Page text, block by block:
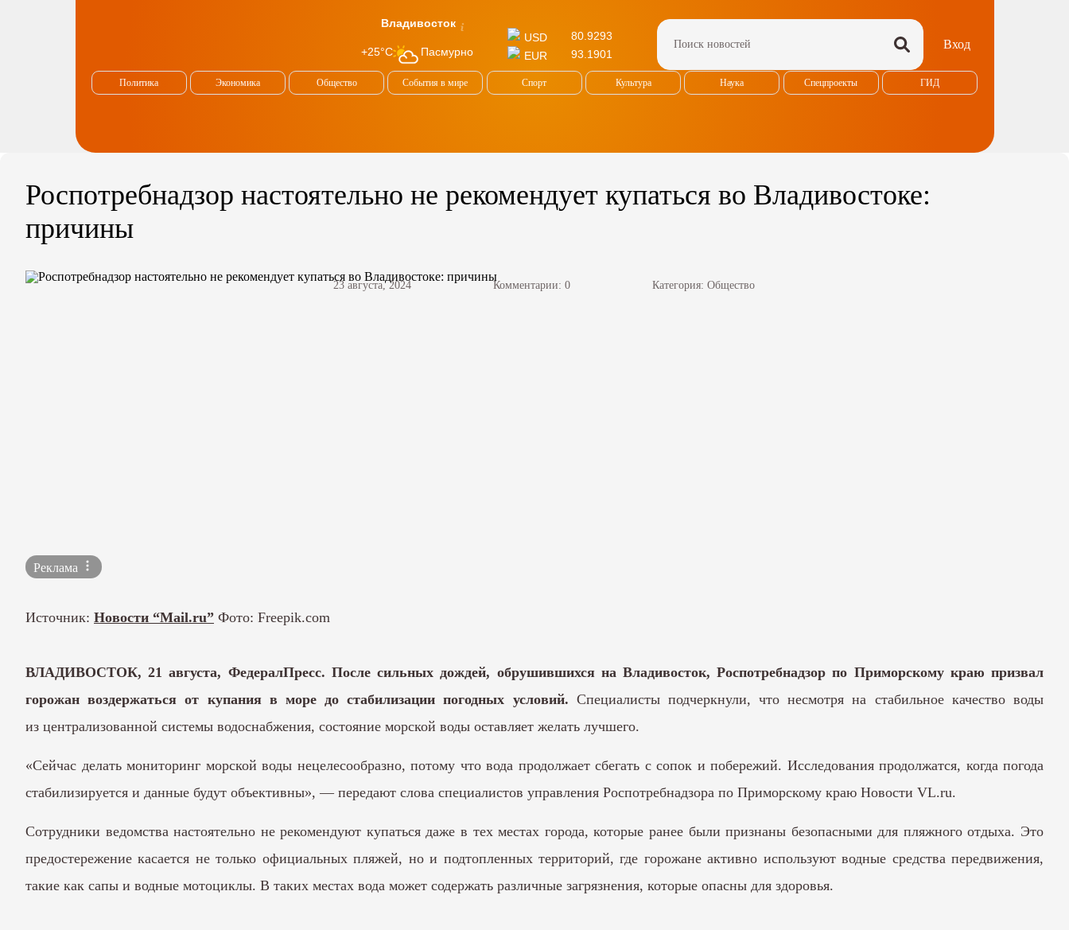
Владивосток
+25°C Пасмурно
USD
80.9293
EUR
93.1901
Вход
Политика Экономика Общество События в мире Спорт Культура Наука Спецпроекты ГИД
Роспотребнадзор настоятельно не рекомендует купаться во Владивостоке:
причины
23 августа, 2024 Комментарии: 0 Категория:Общество
Реклама
Источник: Новости “Mail.ru” Фото: Freepik.com
ВЛАДИВОСТОК, 21 августа, ФедералПресс. После сильных дождей, обрушившихся на Владивосток, Роспотребнадзор по Приморскому краю призвал
горожан воздержаться от купания в море до стабилизации погодных условий. Специалисты подчеркнули, что несмотря на стабильное качество воды
из централизованной системы водоснабжения, состояние морской воды оставляет желать лучшего.
«Сейчас делать мониторинг морской воды нецелесообразно, потому что вода продолжает сбегать с сопок и побережий. Исследования продолжатся, когда погода
стабилизируется и данные будут объективны», — передают слова специалистов управления Роспотребнадзора по Приморскому краю Новости VL.ru.
Сотрудники ведомства настоятельно не рекомендуют купаться даже в тех местах города, которые ранее были признаны безопасными для пляжного отдыха. Это
предостережение касается не только официальных пляжей, но и подтопленных территорий, где горожане активно используют водные средства передвижения,
такие как сапы и водные мотоциклы. В таких местах вода может содержать различные загрязнения, которые опасны для здоровья.